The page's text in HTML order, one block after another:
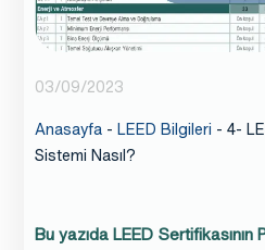
03/09/2023
Anasayfa -LEED Bilgileri -4-
Sistemi Nasıl?
Bu yazıda LEED